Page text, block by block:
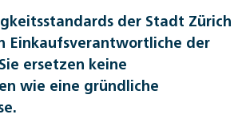
der Stadt Zürich
Einkaufsverantwortliche der
ersetzen keine
wie eine gründliche